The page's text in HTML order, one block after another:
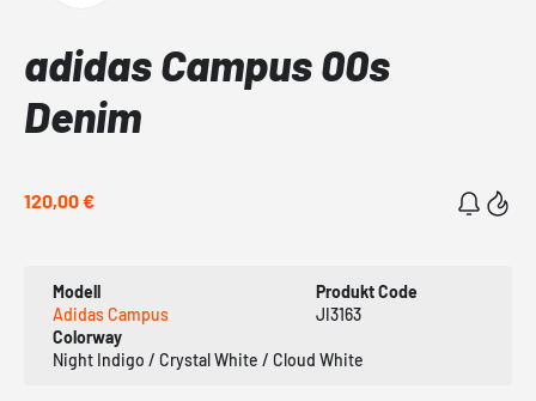
adidas Campus 00s
Denim
120,00 €
Modell
Adidas Campus
Produkt Code
JI3163
Colorway
Night Indigo / Crystal White / Cloud White